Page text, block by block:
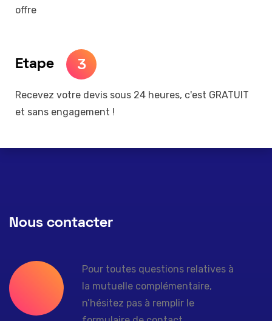
offre
Etape 3
Recevez votre devis sous 24 heures, c'est GRATUIT
et sans engagement !
Nous contacter
Pour toutes questions relatives à
la mutuelle complémentaire,
n’hésitez pas à remplir le